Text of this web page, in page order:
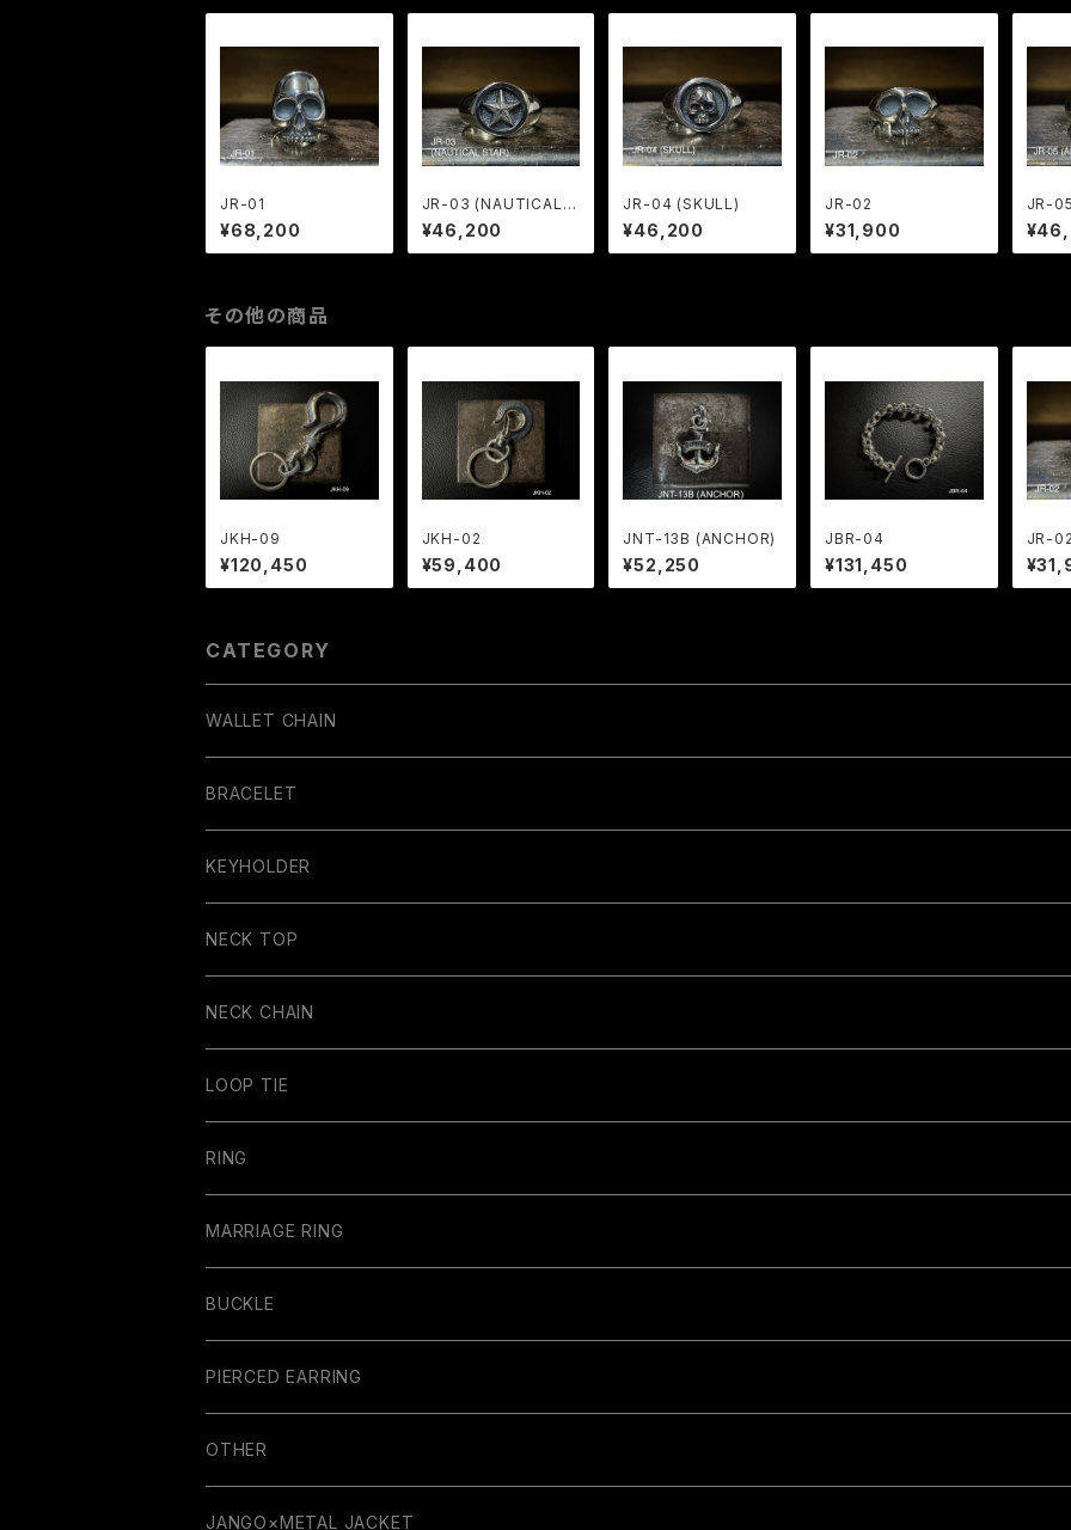
JR-01
¥68,200
JR-03 (NAUTICAL S
TAR)
¥46,200
JR-04 (SKULL)
¥46,200
JR-02
¥31,900
JR-
その他の商品
JKH-09
¥120,450
JKH-02
¥59,400
JNT-13B (ANCHOR)
¥52,250
JBR-04
¥131,450
JR-
CATEGORY
WALLET CHAIN
BRACELET
BANGLE
KEYHOLDER
NECK TOP
NECK CHAIN
LOOP TIE
RING
MARRIAGE RING
BUCKLE
PIERCED EARRING
OTHER
GUITAR PARTS
JANGO×METAL JACKET